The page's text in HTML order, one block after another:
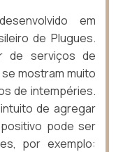
em
de Plugues.
de serviços de
mostram muito
de intempéries.
de agregar
pode ser
por exemplo: